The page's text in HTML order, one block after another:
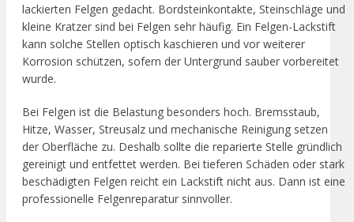
lackierten Felgen gedacht. Bordsteinkontakte, Steinschläge und
kleine Kratzer sind bei Felgen sehr häufig. Ein Felgen-Lackstift
kann solche Stellen optisch kaschieren und vor weiterer
Korrosion schützen, sofern der Untergrund sauber vorbereitet
wurde.
Bei Felgen ist die Belastung besonders hoch. Bremsstaub,
Hitze, Wasser, Streusalz und mechanische Reinigung setzen
der Oberfläche zu. Deshalb sollte die reparierte Stelle gründlich
gereinigt und entfettet werden. Bei tieferen Schäden oder stark
beschädigten Felgen reicht ein Lackstift nicht aus. Dann ist eine
professionelle Felgenreparatur sinnvoller.